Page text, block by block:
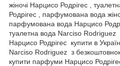
жіночі Нарцисо Родрігес ,
Родрігес , парфумована вода
парфумована вода Нарцисо
туалетна вода Narciso Rodriguez
Нарцисо Родрігес купити в
Narciso Rodriguez з
купити парфуми Нарцисо